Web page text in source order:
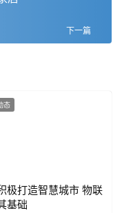
下一篇
态
极打造智慧城市 物联
基础